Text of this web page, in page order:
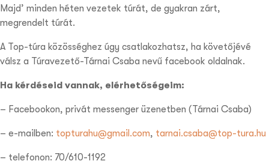
Majd’ minden héten vezetek túrát, de gyakran zárt,
megrendelt túrát.
A Top-túra közösséghez úgy csatlakozhatsz, ha követőjévé
válsz a Túravezető-Tárnai Csaba nevű facebook oldalnak.
Ha kérdéseid vannak, elérhetőségeim:
– Facebookon, privát messenger üzenetben (Tárnai Csaba)
– e-mailben: topturahu@gmail.com, tarnai.csaba@top-tura.hu
– telefonon: 70/610-1192